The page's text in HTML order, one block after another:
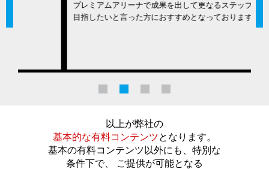
プレミアムアリーナで成果を出して更なるステップアップを
目指したいと言った方におすすめとなっております。
以上が弊社の
基本的な有料コンテンツとなります。
基本の有料コンテンツ以外にも、特別な
条件下で、 ご提供が可能となる